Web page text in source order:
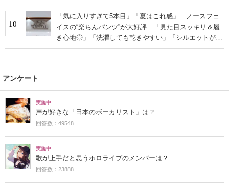
10
「気に入りすぎて5本目」「夏はこれ感」 ノースフェ
イスの“楽ちんパンツ”が大好評 「見た目スッキリ＆履
き心地◎」「洗濯しても乾きやすい」「シルエットがカ
ッコよく決まります」
アンケート
実施中
声が好きな「日本のボーカリスト」は？
回答数：49548
実施中
歌が上手だと思うホロライブのメンバーは？
回答数：23888